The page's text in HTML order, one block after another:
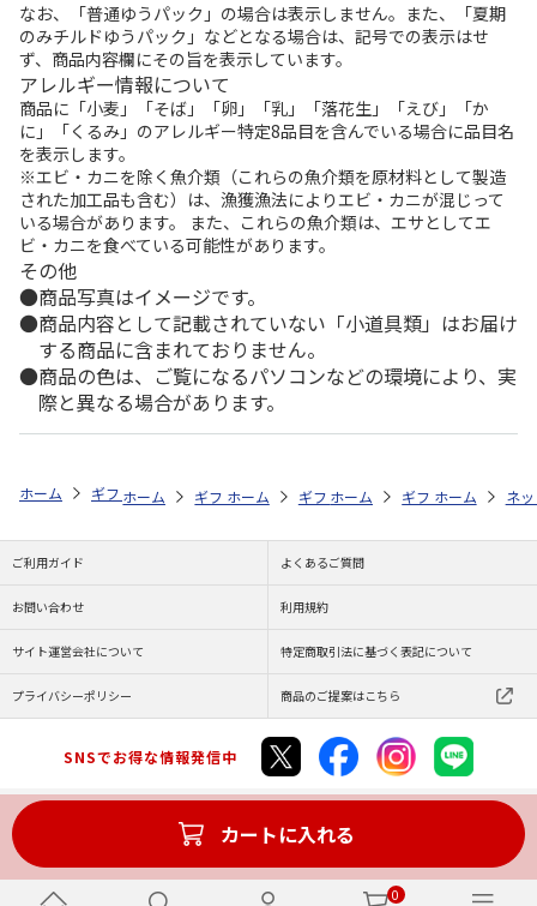
0
なお、「普通ゆうパック」の場合は表示しません。また、「夏期
のみチルドゆうパック」などとなる場合は、記号での表示はせ
ず、商品内容欄にその旨を表示しています。
アレルギー情報について
商品に「小麦」「そば」「卵」「乳」「落花生」「えび」「か
に」「くるみ」のアレルギー特定8品目を含んでいる場合に品目名
を表示します。
※エビ・カニを除く魚介類（これらの魚介類を原材料として製造
された加工品も含む）は、漁獲漁法によりエビ・カニが混じって
いる場合があります。 また、これらの魚介類は、エサとしてエ
ビ・カニを食べている可能性があります。
その他
商品写真はイメージです。
商品内容として記載されていない「小道具類」はお届け
する商品に含まれておりません。
商品の色は、ご覧になるパソコンなどの環境により、実
際と異なる場合があります。
カートに入れる
ホーム ギフト通販 内祝い・お返し 結婚内祝い シーキューブ ハ
ホーム ギフト通販 内祝い・お返し 結婚内祝い
ホーム ギフト通販 内祝い・お返し
ホーム ギフト通販 内
ホーム ネ
ご利用ガイド よくあるご質問
お問い合わせ 利用規約
サイト運営会社について 特定商取引法に基づく表記について
プライバシーポリシー 商品のご提案はこちら
SNSでお得な情報発信中
Copyright (C) JAPAN POST Co.,Ltd. All Rights Reserved.